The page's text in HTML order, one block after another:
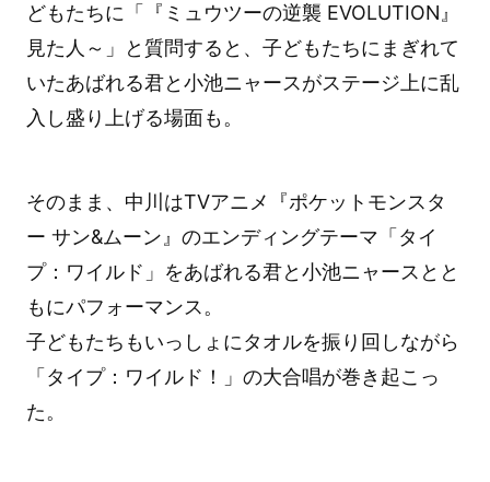
どもたちに「『ミュウツーの逆襲 EVOLUTION』
見た人～」と質問すると、子どもたちにまぎれて
いたあばれる君と小池ニャースがステージ上に乱
入し盛り上げる場面も。
そのまま、中川はTVアニメ『ポケットモンスタ
ー サン&ムーン』のエンディングテーマ「タイ
プ：ワイルド」をあばれる君と小池ニャースとと
もにパフォーマンス。
子どもたちもいっしょにタオルを振り回しながら
「タイプ：ワイルド！」の大合唱が巻き起こっ
た。